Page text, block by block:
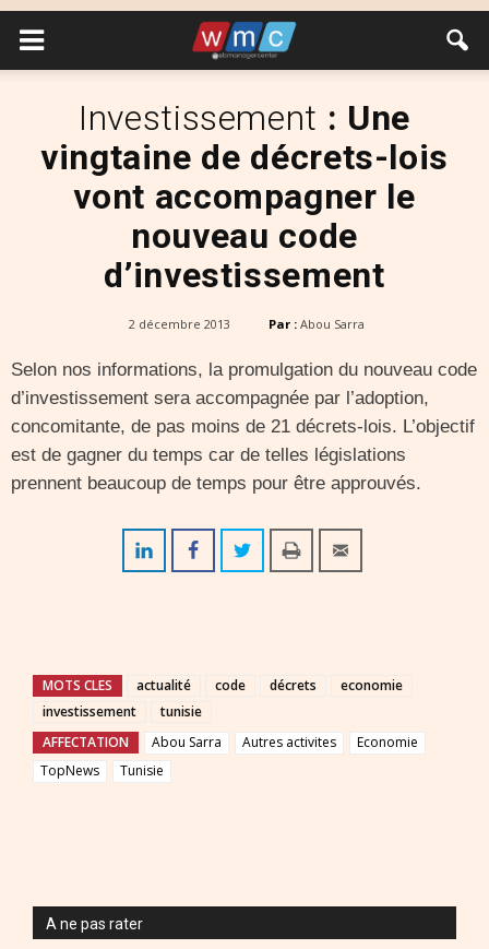
Investissement : Une
vingtaine de décrets-lois
vont accompagner le
nouveau code
d’investissement
2 décembre 2013 Par : Abou Sarra
Selon nos informations, la promulgation du nouveau code
d’investissement sera accompagnée par l’adoption,
concomitante, de pas moins de 21 décrets-lois. L’objectif
est de gagner du temps car de telles législations
prennent beaucoup de temps pour être approuvés.
MOTS CLES actualité code décrets
economie
investissement
tunisie
AFFECTATION
Abou Sarra Autres activites
Economie
TopNews
Tunisie
A ne pas rater